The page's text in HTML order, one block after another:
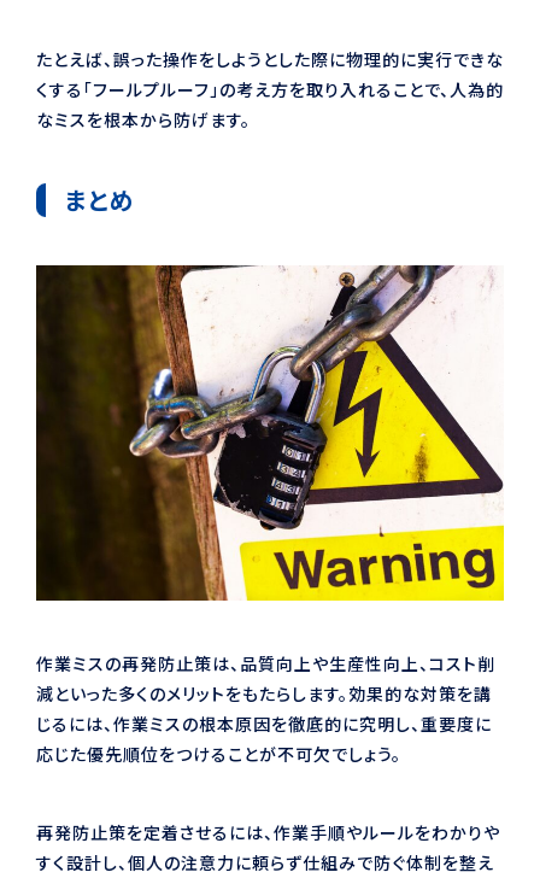
たとえば、誤った操作をしようとした際に物理的に実行できな
くする「フールプルーフ」の考え方を取り入れることで、人為的
なミスを根本から防げます。
まとめ
作業ミスの再発防止策は、品質向上や生産性向上、コスト削
減といった多くのメリットをもたらします。効果的な対策を講
じるには、作業ミスの根本原因を徹底的に究明し、重要度に
応じた優先順位をつけることが不可欠でしょう。
再発防止策を定着させるには、作業手順やルールをわかりや
すく設計し、個人の注意力に頼らず仕組みで防ぐ体制を整え